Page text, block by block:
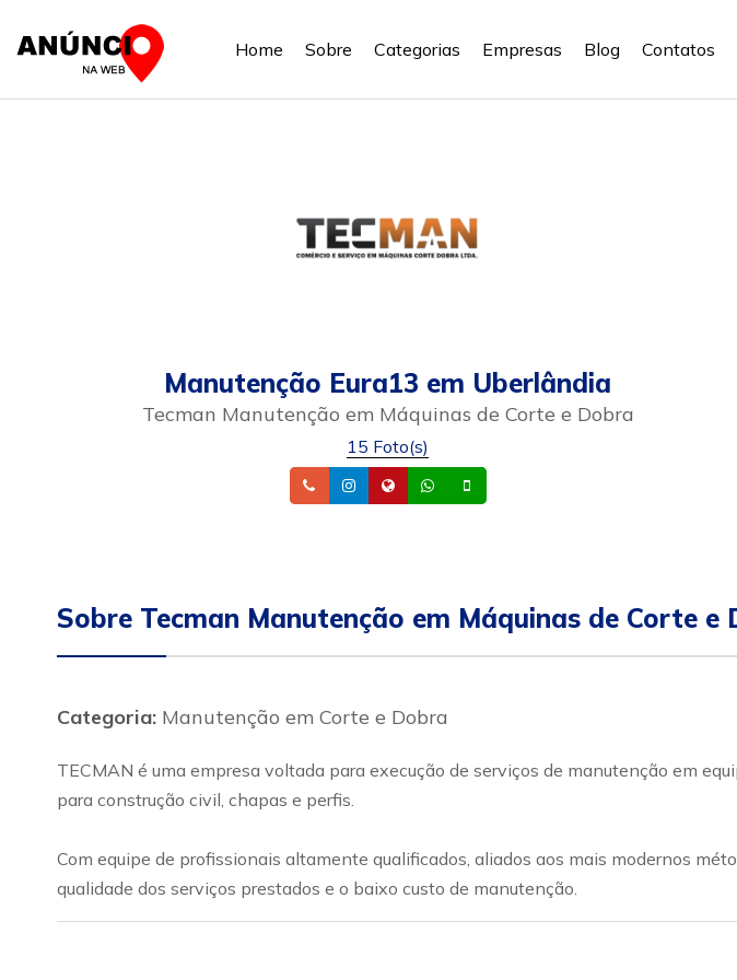
Home Sobre Categorias Empresas Blog Contatos
Manutenção Eura13 em Uberlândia
Tecman Manutenção em Máquinas de Corte e Dobra
15 Foto(s)
TelefoneInstagram
Site Whatsapp
Sobre Tecman Manutenção em Máquinas de Corte e
Categoria: Manutenção em Corte e Dobra
TECMAN é uma empresa voltada para execução de serviços de manutenção em
para construção civil, chapas e perfis.
Com equipe de profissionais altamente qualificados, aliados aos mais modernos
qualidade dos serviços prestados e o baixo custo de manutenção.